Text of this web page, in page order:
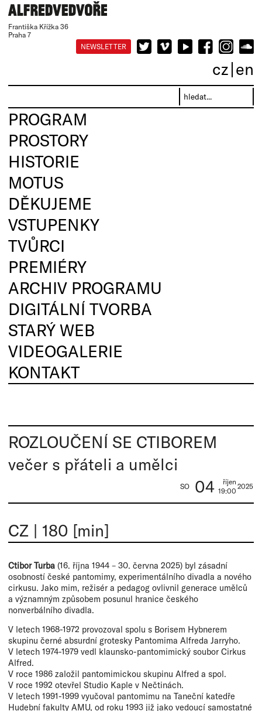
Františka Křížka 36
Praha 7
NEWSLETTER
cz en
PROGRAM
PROSTORY
HISTORIE
MOTUS
DĚKUJEME
VSTUPENKY
TVŮRCI
PREMIÉRY
ARCHIV PROGRAMU
DIGITÁLNÍ TVORBA
STARÝ WEB
VIDEOGALERIE
KONTAKT
ROZLOUČENÍ SE CTIBOREM
večer s přáteli a umělci
SO 04
říjen
19:00
2025
CZ | 180 [min]
Ctibor Turba (16. října 1944 – 30. června 2025) byl zásadní
osobností české pantomimy, experimentálního divadla a nového
cirkusu. Jako mim, režisér a pedagog ovlivnil generace umělců
a významným způsobem posunul hranice českého
nonverbálního divadla.
V letech 1968-1972 provozoval spolu s Borisem Hybnerem
skupinu černé absurdní grotesky Pantomima Alfreda Jarryho.
V letech 1974-1979 vedl klaunsko-pantomimický soubor Cirkus
Alfred.
V roce 1986 založil pantomimickou skupinu Alfred a spol.
V roce 1992 otevřel Studio Kaple v Nečtinách.
V letech 1991-1999 vyučoval pantomimu na Taneční katedře
Hudební fakulty AMU, od roku 1993 již jako vedoucí samostatné